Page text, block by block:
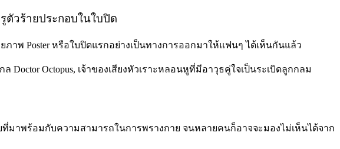
รูตัวร้ายประกอบในใบปิด
าพ Poster หรือใบปิดแรกอย่างเป็นทางการออกมาให้แฟนๆ ได้เห็นกันแล้ว
Octopus, เจ้าของเสียงหัวเราะหลอนหูที่มีอาวุธคู่ใจเป็นระเบิดลูกกลม
มาพร้อมกับความสามารถในการพรางกาย จนหลายคนก็อาจจะมองไม่เห็นได้จาก